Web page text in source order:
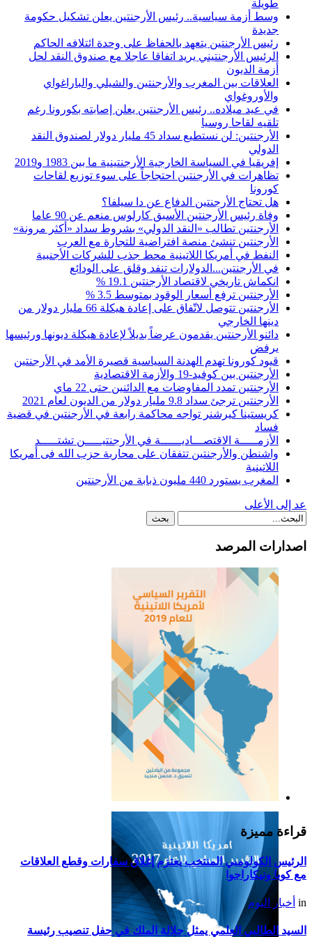
طويلة
وسط أزمة سياسية.. رئيس الأرجنتين يعلن تشكيل حكومة
جديدة
رئيس الأرجنتين يتعهد بالحفاظ على وحدة ائتلافه الحاكم
الرئيس الأرجنتيني يريد اتفاقا عاجلا مع صندوق النقد لحل
أزمة الديون
العلاقات بين المغرب والأرجنتين والشيلي والباراغواي
والأوروغواي
في عيد ميلاده.. رئيس الأرجنتين يعلن إصابته بكورونا رغم
تلقيه لقاحا روسيا
الأرجنتين: لن نستطيع سداد 45 مليار دولار لصندوق النقد
الدولي
إفريقيا في السياسة الخارجية الأرجنتينية ما بين 1983 و2019
تظاهرات في الأرجنتين احتجاجاً على سوء توزيع لقاحات
كورونا
هل تحتاج الأرجنتين الدفاع عن دا سيلفا؟
وفاة رئيس الأرجنتين الأسبق كارلوس منعم عن 90 عاما
الأرجنتين تطالب «النقد الدولي» بشروط سداد «أكثر مرونة»
الأرجنتين تنشئ منصة افتراضية للتجارة مع العرب
النفط في أمريكا اللاتينية محط جذب للشركات الأجنبية
في الأرجنتين...الدولارات تنفد وقلق على الودائع
انكماش تاريخي لاقتصاد الأرجنتين 19.1 %
الأرجنتين ترفع أسعار الوقود بمتوسط 3.5 %
الأرجنتين تتوصل لاتّفاق على إعادة هيكلة 66 مليار دولار من
دينها الخارجي
دائنو الأرجنتين يقدمون عرضاً بديلاً لإعادة هيكلة ديونها ورئيسها
يرفض
قيود كورونا تهدم الهدنة السياسية قصيرة الأمد في الأرجنتين
الأرجنتين بين كوفيد-19 والأزمة الاقتصادية
الأرجنتين تمدد المفاوضات مع الدائنين حتى 22 ماي
الأرجنتين ترجئ سداد 9.8 مليار دولار من الديون لعام 2021
كريستينا كيرشنر تواجه محاكمة رابعة في الأرجنتين في قضية
فساد
الأزمـــــة الاقتصـــاديــــــة في الأرجنتيـــــن تشتـــــد
واشنطن والأرجنتين تتفقان على محاربة حزب الله فى أمريكا
اللاتينية
المغرب يستورد 440 مليون ذبابة من الأرجنتين
عد إلى الأعلى
اصدارات المرصد
التقرير السياسي لأمريكا
اللاتينية للعام 2019
قراءة مميزة
الرئيس الكولومبي المنتخب يعتزم إغلاق سفارات وقطع العلاقات
مع كوبا ونيكاراجوا
in أخبار اليوم
السيد الطالبي العلمي يمثل جلالة الملك في حفل تنصيب رئيسة